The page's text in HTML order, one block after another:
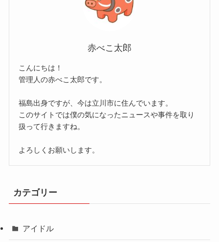
赤べこ太郎
こんにちは！
管理人の赤べこ太郎です。
福島出身ですが、今は立川市に住んでいます。
このサイトでは僕の気になったニュースや事件を取り
扱って行きますね。
よろしくお願いします。
カテゴリー
アイドル